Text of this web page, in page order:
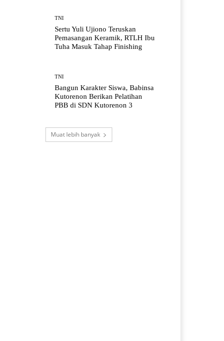
TNI
Sertu Yuli Ujiono Teruskan
Pemasangan Keramik, RTLH Ibu
Tuha Masuk Tahap Finishing
TNI
Bangun Karakter Siswa, Babinsa
Kutorenon Berikan Pelatihan
PBB di SDN Kutorenon 3
Muat lebih banyak